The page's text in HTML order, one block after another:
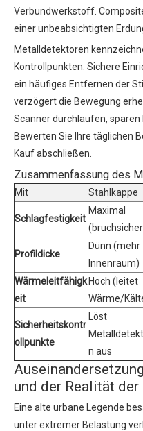
Verbundwerkstoff.
einer unbeabsichtigten
Metalldetektoren
Kontrollpunkten. Sichere
ein häufiges Entfernen der
verzögert die Bewegung
Scanner durchlaufen,
Bewerten Sie Ihre täglichen
Kauf abschließen.
Zusammenfassung des
Mit Stahlkappe
Schlagfestigkeit
Maximal
Profildicke
Dünn (mehr
Innenraum)
Wärmeleitfähigk
eit
Hoch (leitet
Wärme/
Sicherheitskontr
ollpunkte
Löst
n aus
und der Realität
Eine alte urbane Legende
unter extremer Belastung